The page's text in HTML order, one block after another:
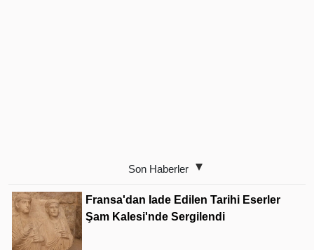
Son Haberler
Fransa'dan Iade Edilen Tarihi Eserler
Şam Kalesi'nde Sergilendi